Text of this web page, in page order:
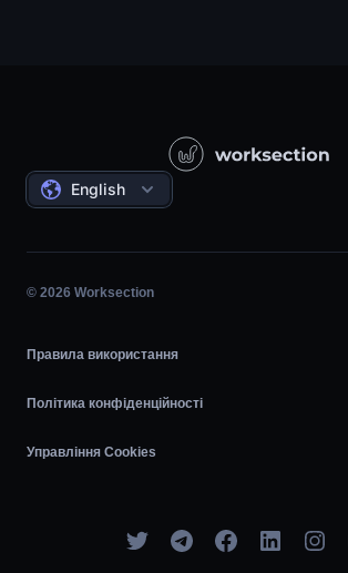
Проєктний менеджмент
Погодинка
Угоди
English
© 2026 Worksection
Правила використання
Політика конфіденційності
Управління Cookies